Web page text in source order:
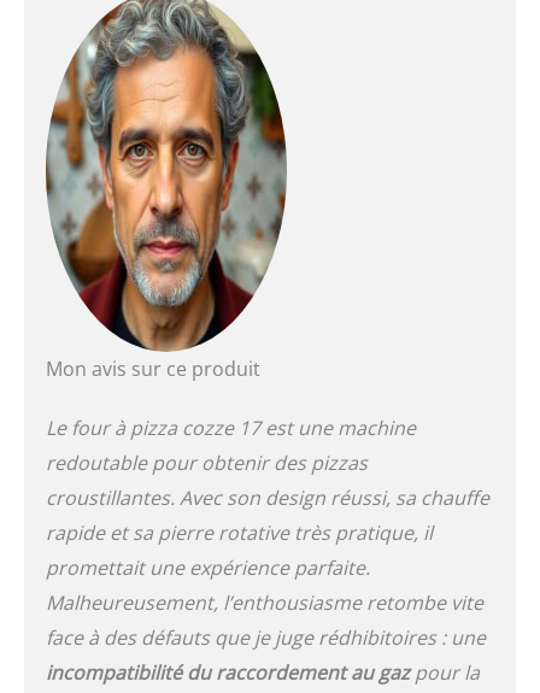
légumes. Facile à utiliser
grâce à l'allumeur
alimenté par piles AA et
au thermomètre intégré.
Construction robuste en
acier revêtu par
pulvérisation et au zinc
traité et emballage
certifié FSC.
Mon avis sur ce produit
Le four à pizza cozze 17 est une machine
redoutable pour obtenir des pizzas
croustillantes. Avec son design réussi, sa chauffe
rapide et sa pierre rotative très pratique, il
promettait une expérience parfaite.
Malheureusement, l’enthousiasme retombe vite
face à des défauts que je juge rédhibitoires : une
incompatibilité du raccordement au gazpour la